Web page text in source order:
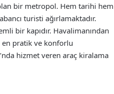
bir metropol. Hem tarihi hem
turisti ağırlamaktadır.
bir kapıdır. Havalimanından
en pratik ve konforlu
hizmet veren araç kiralama